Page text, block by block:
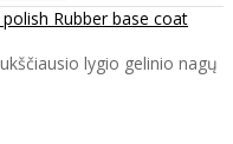
Rubber base coat
lygio gelinio nagų